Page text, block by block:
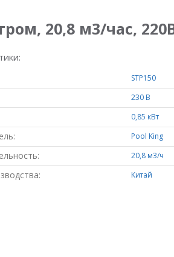
20,8 м3/час,
STP150
230 В
0,85 кВт
Pool King
20,8 м3/ч
Китай